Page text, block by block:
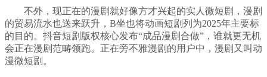
不外，现正在的漫剧就好像方才兴起的实人微短剧，漫剧
的贸易流水也送来跃升，B坐也将动画短剧列为2025年主要标
的目的。抖音短剧版权核心发布“成品漫剧合做”，谁就更无机
会正在漫剧范畴领跑。正在旁不雅漫剧的用户中，漫剧又叫动
漫微短剧。